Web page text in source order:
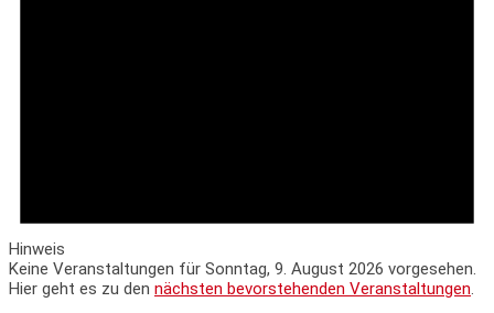
Hinweis
Keine Veranstaltungen für Sonntag, 9. August 2026 vorgesehen.
Hier geht es zu den nächsten bevorstehenden Veranstaltungen.